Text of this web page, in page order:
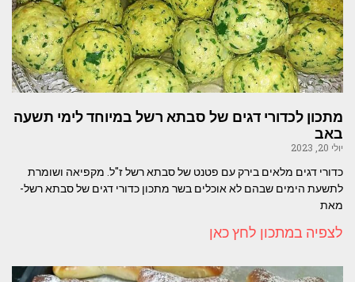
מתכון לכדורי דגים של סבתא רשל במיוחד לימי תשעה
באב
יולי 20, 2023
כדורי דגים מלאים בירק עם פטנט של סבתא רשל ז"ל. מקפיאה ושומרת
לתשעת הימים שבהם לא אוכלים בשר מתכון כדורי דגים של סבתא רשל-
מאת
לצפיה במתכון לחץ כאן